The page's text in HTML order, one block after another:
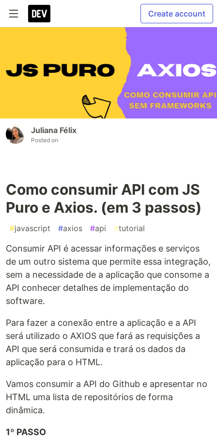
Create account
Juliana Félix
Posted on
Como consumir API com JS
Puro e Axios. (em 3 passos)
#javascript #axios #api #tutorial
Consumir API é acessar informações e serviços
de um outro sistema que permite essa integração,
sem a necessidade de a aplicação que consome a
API conhecer detalhes de implementação do
software.
Para fazer a conexão entre a aplicação e a API
será utilizado o AXIOS que fará as requisições a
API que será consumida e trará os dados da
aplicação para o HTML.
Vamos consumir a API do Github e apresentar no
HTML uma lista de repositórios de forma
dinâmica.
1º PASSO